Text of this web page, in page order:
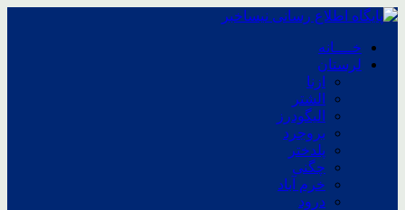
خــــانه
لرستان
ازنا
الشتر
الیگودرز
بروجرد
پلدختر
چگنی
خرم آباد
درود